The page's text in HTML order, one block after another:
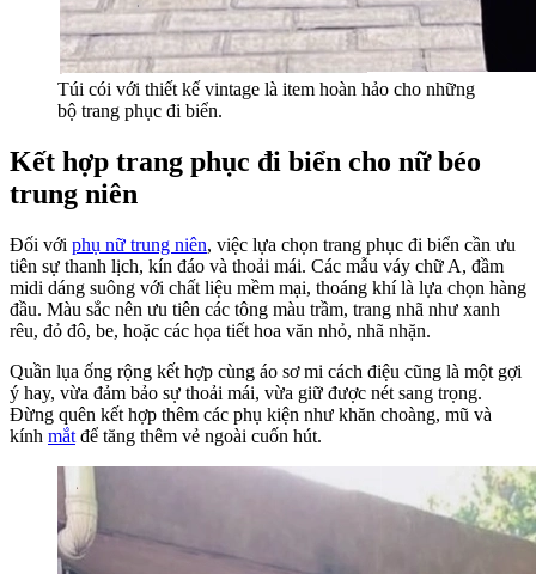
Túi cói với thiết kế vintage là item hoàn hảo cho những
bộ trang phục đi biển.
Kết hợp trang phục đi biển cho nữ béo
trung niên
Đối với phụ nữ trung niên, việc lựa chọn trang phục đi biển cần ưu
tiên sự thanh lịch, kín đáo và thoải mái. Các mẫu váy chữ A, đầm
midi dáng suông với chất liệu mềm mại, thoáng khí là lựa chọn hàng
đầu. Màu sắc nên ưu tiên các tông màu trầm, trang nhã như xanh
rêu, đỏ đô, be, hoặc các họa tiết hoa văn nhỏ, nhã nhặn.
Quần lụa ống rộng kết hợp cùng áo sơ mi cách điệu cũng là một gợi
ý hay, vừa đảm bảo sự thoải mái, vừa giữ được nét sang trọng.
Đừng quên kết hợp thêm các phụ kiện như khăn choàng, mũ và
kính mắt để tăng thêm vẻ ngoài cuốn hút.